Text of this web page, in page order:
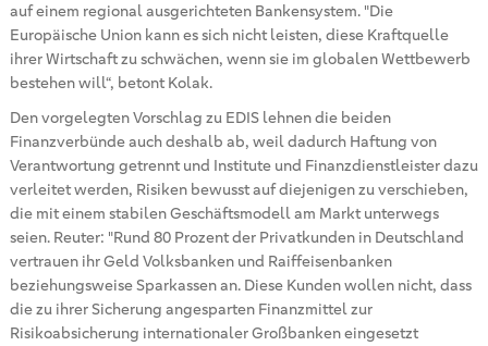
auf einem regional ausgerichteten Bankensystem. "Die
Europäische Union kann es sich nicht leisten, diese Kraftquelle
ihrer Wirtschaft zu schwächen, wenn sie im globalen Wettbewerb
bestehen will“, betont Kolak.
Den vorgelegten Vorschlag zu EDIS lehnen die beiden
Finanzverbünde auch deshalb ab, weil dadurch Haftung von
Verantwortung getrennt und Institute und Finanzdienstleister dazu
verleitet werden, Risiken bewusst auf diejenigen zu verschieben,
die mit einem stabilen Geschäftsmodell am Markt unterwegs
seien. Reuter: "Rund 80 Prozent der Privatkunden in Deutschland
vertrauen ihr Geld Volksbanken und Raiffeisenbanken
beziehungsweise Sparkassen an. Diese Kunden wollen nicht, dass
die zu ihrer Sicherung angesparten Finanzmittel zur
Risikoabsicherung internationaler Großbanken eingesetzt